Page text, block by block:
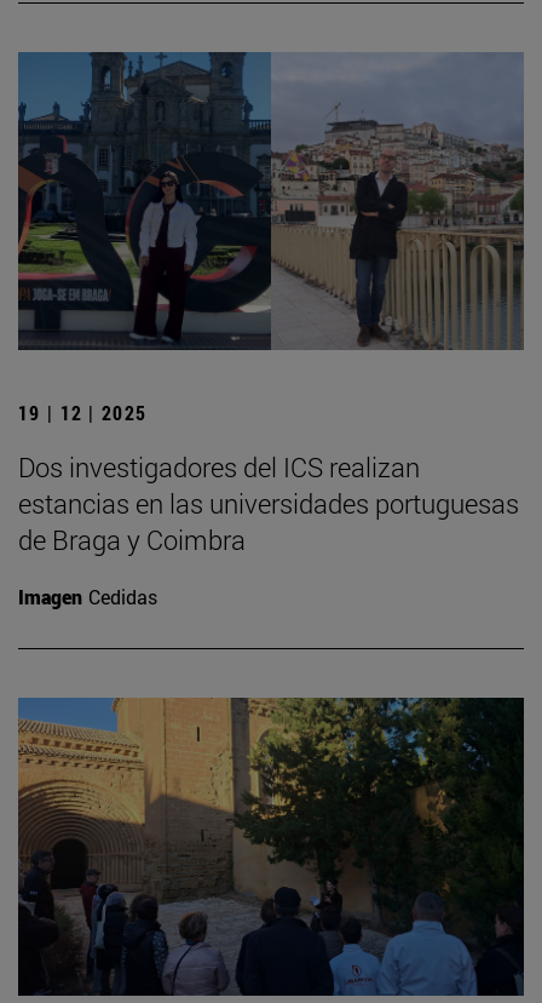
19 | 12 | 2025
Dos investigadores del ICS realizan
estancias en las universidades portuguesas
de Braga y Coimbra
Imagen Cedidas